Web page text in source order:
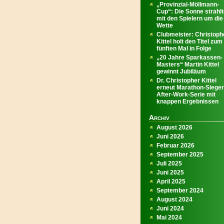
„Provinzial-Möllmann-
Cup“: Die Sonne
mit den Spielern um die
Wette
Clubmeister:
Kittel holt den Titel zum
fünften Mal in Folge
„20 Jahre Sparkassen-
Masters“ Martin Kittel
gewinnt Jubiläum
Dr. Christopher Kittel
erneut Marathon-Sieger
After-Work-Serie mit
knappen Ergebnissen
Archiv
August 2026
Juni 2026
Februar 2026
September 2025
Juli 2025
Juni 2025
April 2025
September 2024
August 2024
Juni 2024
Mai 2024